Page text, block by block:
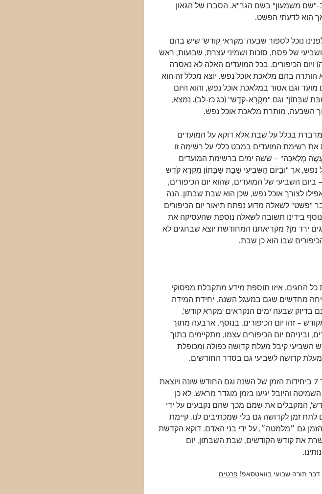
"שם משמעון" בשם הגר"א. הסברו של הגאון
הוא לדעתי הפשט.
נוכל לספור שבעה 'מקראי קודש' שיש בהם
של פסח, סוכות ושמיני עצרת, שבועות, ראש
ויום הכיפורים. בכל המועדים האלה לא נאסרה
הותרה בהם מלאכת אוכל נפש. יוצא מכלל זה הוא
מועד וגם אסור במלאכת אוכל נפש, והוא היום
שַׁבָּתוֹן" וגם "מִקְרָא-קֹדֶשׁ" (כג כז-לב). נמצא,
השבעה, מותרת מלאכת אוכל נפש.
בכלל על שבת אלא דוקא על המועדים
רשימת המועדים במבט כללי על רשימה זו
מְלָאכָה" – ששה ימים ברשימת המועדים
נפש, אך "וּבַיּוֹם הַשְּׁבִיעִי שַׁבַּת שַׁבָּתוֹן מִקְרָא קֹדֶשׁ
השביעי של המועדים, שהוא יום הכיפורים,
לצורך אוכל נפש, שכן הוא שבת שבתון. הנה
"פשט" לשאלה מדוע נפתח תיאור יום הכיפורים
בידינו תשובה לשאלה נוספת שהעסיקה את
ירד מן? מקריאתנו המחודשת יוצא שבחגים לא
שבו הוא כן שבת.
כל החגים. איזו תוספת מידע מתקבלת מפסוקי
מחדשים שגם במעגל השנה, יחידת המידה
בדיוק שבעה ימים הנקראים 'מקרא קודש',
– זהו יום הכיפורים. בנוסף, ארבעה מתוך
וביניהם יום הכיפורים עצמו, מתקיימים בתוך
השביעי קיבל מעלת קדושה כפולה ומכופלת
מעלת קדושה לשביעי גם בסדר החודשים.
אך השתלבות המספר 7 ביחידות הזמן של השנה וגם החודש שונה ויוצאת
והיובל יגיעו בזמן מוגדר מראש. לא כן
המקבלים את שמם מכך שהם נקבעים על ידי
לתת זמן לקדושה גם בלי שמכתיבים לנו. קיימת
גם ״מלמטה״, על ידי בני האדם. דוקא הקדשת
את קודש הקודשים, שבת השבתון, יום
דבר תורה שבועי בוואטסאפ! פרטים